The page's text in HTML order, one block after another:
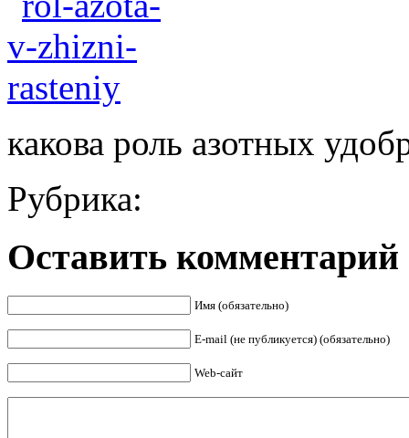
какова роль азотных
Рубрика:
Оставить комментарий
Имя (обязательно)
E-mail (не публикуется) (обязательно)
Web-сайт